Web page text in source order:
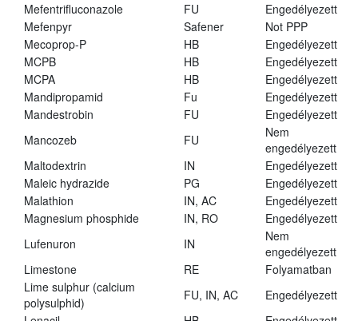
Mefentrifluconazole
FU
Engedélyezett
Mefenpyr
Safener
Not PPP
Mecoprop-P
HB
Engedélyezett
MCPB
HB
Engedélyezett
MCPA
HB
Engedélyezett
Mandipropamid
Fu
Engedélyezett
Mandestrobin
FU
Engedélyezett
Mancozeb
FU
Nem
engedélyezett
Maltodextrin
IN
Engedélyezett
Maleic hydrazide
PG
Engedélyezett
Malathion
IN, AC
Engedélyezett
Magnesium phosphide
IN, RO
Engedélyezett
Lufenuron
IN
Nem
engedélyezett
Limestone
RE
Folyamatban
Lime sulphur (calcium
polysulphid)
FU, IN, AC
Engedélyezett